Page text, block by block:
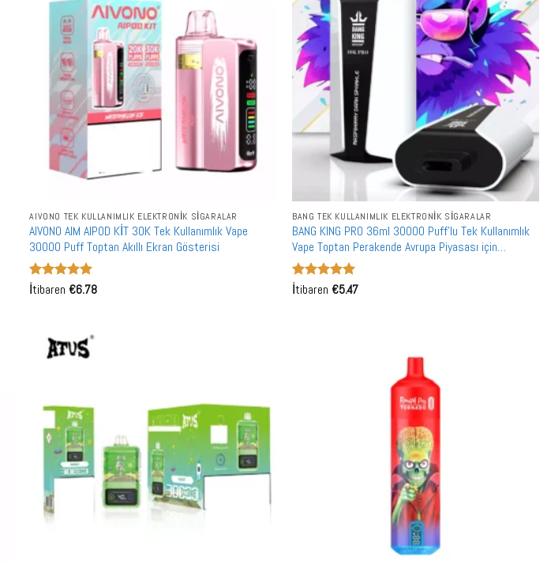
AIVONO TEK KULLANIMLIK ELEKTRONIK SIGARALAR
AIVONO AIM AIPOD KİT 30K Tek Kullanımlık Vape
30000 Puff Toptan Akıllı Ekran Gösterisi
5 üzerinden
İtibaren €6.78
BANG TEK KULLANIMLIK ELEKTRONIK SIGARALAR
BANG KING PRO 36ml 30000 Puff'lu Tek Kullanımlık
Vape Toptan Perakende Avrupa Piyasası için
Profesyonel Distribütör
5 üzerinden
İtibaren €5.47